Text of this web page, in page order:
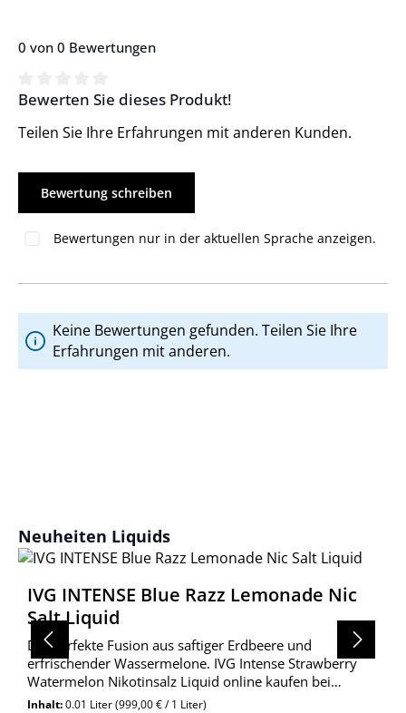
0 von 0 Bewertungen
Durchschnittliche Bewertung von 0 von 5 Sternen
Bewerten Sie dieses Produkt!
Teilen Sie Ihre Erfahrungen mit anderen Kunden.
Bewertung schreiben
Bewertungen nur in der aktuellen Sprache anzeigen.
Keine Bewertungen gefunden. Teilen Sie Ihre
Erfahrungen mit anderen.
Produktgalerie überspringen
Neuheiten Liquids
IVG INTENSE Blue Razz Lemonade Nic
Salt Liquid
Die perfekte Fusion aus saftiger Erdbeere und
erfrischender Wassermelone. IVG Intense Strawberry
Watermelon Nikotinsalz Liquid online kaufen bei
Wolkengarage!
Inhalt:0.01 Liter(999,00 € / 1 Liter)